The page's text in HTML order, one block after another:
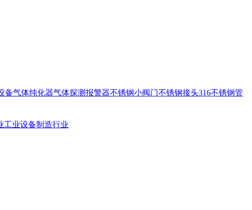
备气体纯化器气体探测报警器不锈钢小阀门不锈钢接头316不锈钢管
工业设备制造行业